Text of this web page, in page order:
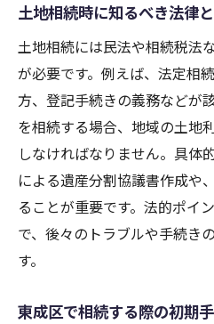
迷ったときに役立
名義変更や登記をス
土地相続後の名
相続登記を効率よ
登記申請時に注意
法務局手続きの流
名義変更にかかる
トラブル回避のた
土地相続時に知るべき法律
土地相続には民法や相続税法
が必要です。例えば、法定相
方、登記手続きの義務などが
を相続する場合、地域の土地
しなければなりません。具体
による遺産分割協議書作成や
ることが重要です。法的ポイ
で、後々のトラブルや手続き
す。
東成区で相続する際の初期